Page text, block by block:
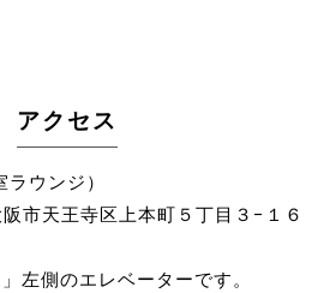
アクセス
ウンジ）
市天王寺区上本町５丁目３−１６
左側のエレベーターです。